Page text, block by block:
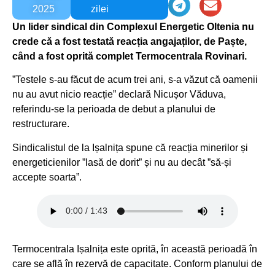
2025
zilei
Un lider sindical din Complexul Energetic Oltenia nu
crede că a fost testată reacția angajaților, de Paște,
când a fost oprită complet Termocentrala Rovinari.
”Testele s-au făcut de acum trei ani, s-a văzut că oamenii
nu au avut nicio reacție” declară Nicușor Văduva,
referindu-se la perioada de debut a planului de
restructurare.
Sindicalistul de la Ișalnița spune că reacția minerilor și
energeticienilor ”lasă de dorit” și nu au decât ”să-și
accepte soarta”.
Termocentrala Ișalnița este oprită, în această perioadă în
care se află în rezervă de capacitate. Conform planului de